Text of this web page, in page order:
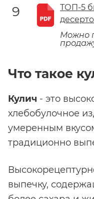
ТОП-5
Можно
Что такое
Кулич - это
хлебобулочное
умеренным
традиционно
выпечку,